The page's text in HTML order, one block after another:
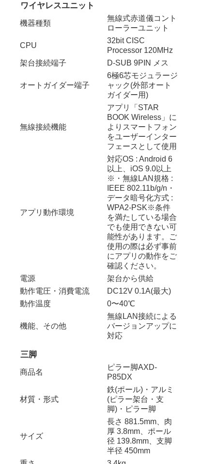
ワイヤレスユニット
機器種類
無線式赤道儀コント
ローラーユニット
CPU
32bit CISC
Processor 120MHz
架台接続端子
D-SUB 9PIN メス
オートガイダー端子
6極6芯モジュラージ
ャック(外部オート
ガイダー用)
無線接続機能
アプリ「STAR
BOOK Wireless」に
よりスマートフォン
をユーザーインター
フェースとして使用
アプリ動作環境
対応OS : Android 6
以上、iOS 9.0以上
※・無線LAN規格 :
IEEE 802.11b/g/n・
データ暗号化方式 :
WPA2-PSK※条件
を満たしている場合
でも使用できない可
能性があります。ご
使用の際は必ず事前
にアプリの動作をご
確認ください。
電源
架台から供給
動作電圧・消費電流
DC12V 0.1A(最大)
動作温度
0〜40℃
機能、その他
無線LAN接続による
バージョンアップに
対応
三脚
商品名
ピラー脚AXD-
P85DX
材質・形式
鉄(ポール)・アルミ
(ピラー架台・支
脚)・ピラー脚
サイズ
長さ 881.5mm、肉
厚 3.8mm、ポール
径 139.8mm、支脚
半径 450mm